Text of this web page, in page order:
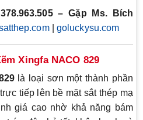
– Gặp Ms. Bích
| goluckysu.com
Xingfa NACO 829
là loại sơn một thành phần
tiếp lên bề mặt sắt thép mạ
giá cao nhờ khả năng bám